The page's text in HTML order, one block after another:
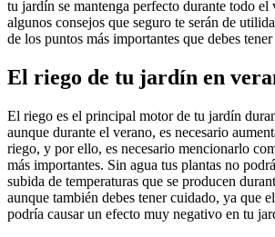
tu jardín se mantenga perfecto durante todo el
algunos consejos que seguro te serán de
de los puntos más importantes que debes
El riego de tu jardín en
El riego es el principal motor de tu jardín
aunque durante el verano, es necesario
riego, y por ello, es necesario mencionarlo
más importantes. Sin agua tus plantas no
subida de temperaturas que se producen
aunque también debes tener cuidado, ya que
podría causar un efecto muy negativo en tu